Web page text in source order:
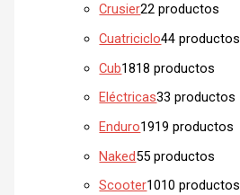
Crusier22 productos
Cuatriciclo44 productos
Cub1818 productos
Eléctricas33 productos
Enduro1919 productos
Naked55 productos
Scooter1010 productos